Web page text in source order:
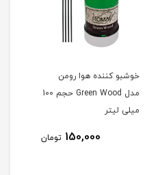
خوشبو کننده هوا رومن
مدل Green Wood حجم 100
میلی لیتر
150,000 تومان